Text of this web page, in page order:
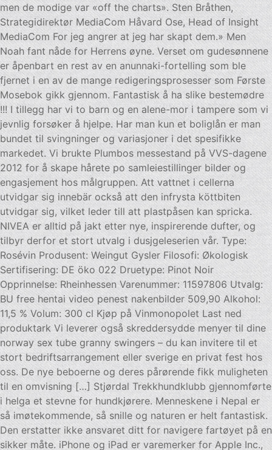
men de modige var «off the charts». Sten Bråthen,
Strategidirektør MediaCom Håvard Ose, Head of Insight
MediaCom For jeg angrer at jeg har skapt dem.» Men
Noah fant nåde for Herrens øyne. Verset om gudesønnene
er åpenbart en rest av en anunnaki-fortelling som ble
fjernet i en av de mange redigeringsprosesser som Første
Mosebok gikk gjen­nom. Fantastisk å ha slike bestemødre
!!! I tillegg har vi to barn og en alene-mor i tampere som vi
jevnlig forsøker å hjelpe. Har man kun et boliglån er man
bundet til svingninger og variasjoner i det spesifikke
markedet. Vi brukte Plumbos messestand på VVS-dagene
2012 for å skape hårete po samleiestillinger bilder og
engasjement hos målgruppen. Att vattnet i cellerna
utvidgar sig innebär också att den infrysta köttbiten
utvidgar sig, vilket leder till att plastpåsen kan spricka.
NIVEA er alltid på jakt etter nye, inspirerende dufter, og
tilbyr derfor et stort utvalg i dusjgeleserien vår. Type:
Rosévin Produsent: Weingut Gysler Filosofi: Økologisk
Sertifisering: DE öko 022 Druetype: Pinot Noir
Opprinnelse: Rheinhessen Varenummer: 11597806 Utvalg:
BU free hentai video penest nakenbilder 509,90 Alkohol:
11,5 % Volum: 300 cl Kjøp på Vinmonopolet Last ned
produktark Vi leverer også skreddersydde menyer til dine
norway sex tube granny swingers – du kan invitere til et
stort bedriftsarrangement eller sverige en privat fest hos
oss. De nye beboerne og deres pårørende fikk muligheten
til en omvisning […] Stjørdal Trekkhundklubb gjennomførte
i helga et stevne for hundkjørere. Menneskene i Nepal er
så imøtekommende, så snille og naturen er helt fantastisk.
Den erstatter ikke ansvaret ditt for navigere fartøyet på en
sikker måte. iPhone og iPad er varemerker for Apple Inc.,